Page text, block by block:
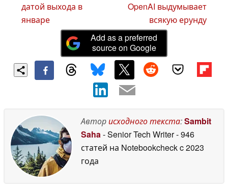
датой выхода в
январе
OpenAI выдумывает
всякую ерунду
Add as a preferred
source on Google
Авторисходного текста:Sambit
Saha- Senior Tech Writer- 946
статей на Notebookcheckc 2023
года